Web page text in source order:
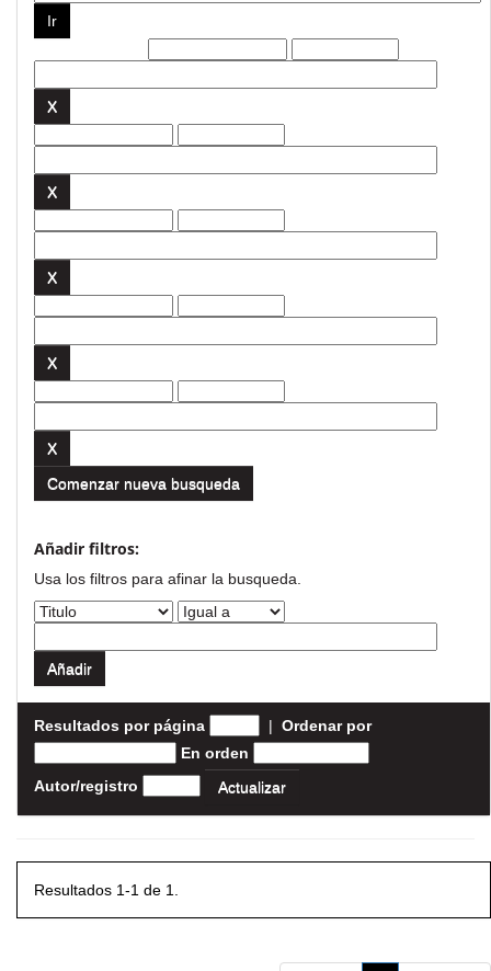
Comenzar nueva busqueda
Añadir filtros:
Usa los filtros para afinar la busqueda.
Resultados por página | Ordenar por
En orden
Autor/registro
Resultados 1-1 de 1.